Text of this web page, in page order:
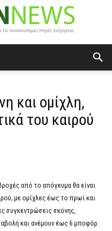
Newsκαι ομίχλη,
του καιρού
από το απόγευμα θα είναι
με ομίχλες έως το πρωί και
συγκεντρώσεις σκόνης,
και ανέμουν έως 6 μποφόρ